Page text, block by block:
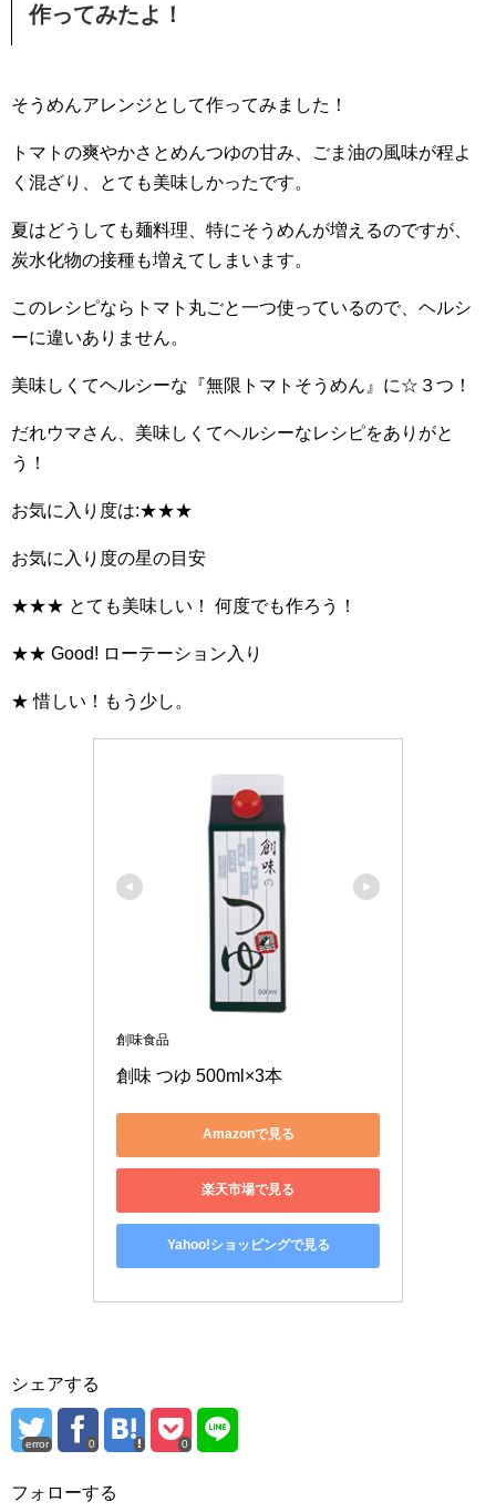
作ってみたよ！
そうめんアレンジとして作ってみました！
トマトの爽やかさとめんつゆの甘み、ごま油の風味が程よ
く混ざり、とても美味しかったです。
夏はどうしても麺料理、特にそうめんが増えるのですが、
炭水化物の接種も増えてしまいます。
このレシピならトマト丸ごと一つ使っているので、ヘルシ
ーに違いありません。
美味しくてヘルシーな『無限トマトそうめん』に☆３つ！
だれウマさん、美味しくてヘルシーなレシピをありがと
う！
お気に入り度は:★★★
お気に入り度の星の目安
★★★ とても美味しい！ 何度でも作ろう！
★★ Good! ローテーション入り
★ 惜しい！もう少し。
創味食品
創味 つゆ 500ml×3本
Amazonで見る
楽天市場で見る
Yahoo!ショッピングで見る
シェアする
error 0 0
フォローする